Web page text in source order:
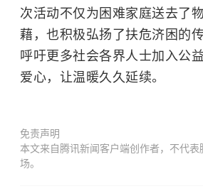
次活动不仅为困难家庭送去了
藉，也积极弘扬了扶危济困的
呼吁更多社会各界人士加入公
爱心，让温暖久久延续。
免责声明
本文来自腾讯新闻客户端创作者，不代表
场。